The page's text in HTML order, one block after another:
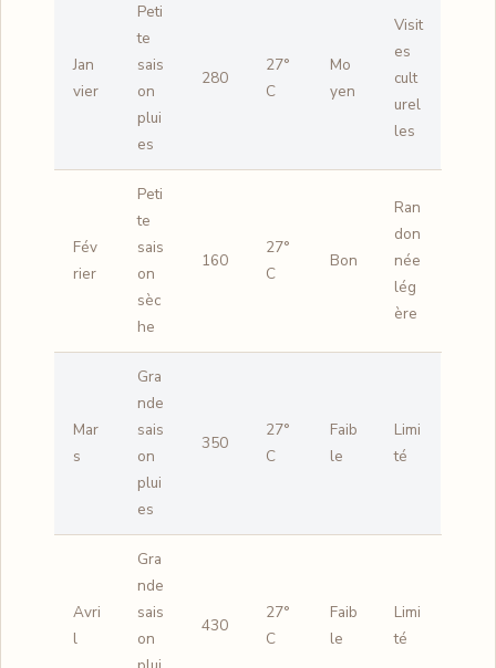
Jan
vier
Peti
te
sais
on
plui
es
280
27°
C
Mo
yen
Visit
es
cult
urel
les
Fév
rier
Peti
te
sais
on
sèc
he
160
27°
C
Bon
Ran
don
née
lég
ère
Mar
s
Gra
nde
sais
on
plui
es
350
27°
C
Faib
le
Limi
té
Avri
l
Gra
nde
sais
on
430
27°
C
Faib
le
Limi
té